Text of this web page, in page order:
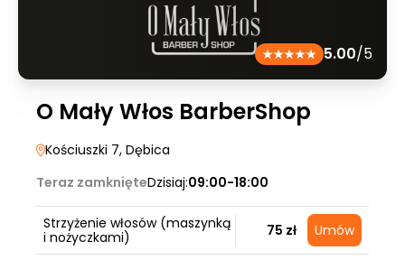
5.00/5
O Mały Włos BarberShop
Kościuszki 7, Dębica
Teraz zamknięteDzisiaj:09:00-18:00
Strzyżenie włosów (maszynką
i nożyczkami)
75 zł Umów